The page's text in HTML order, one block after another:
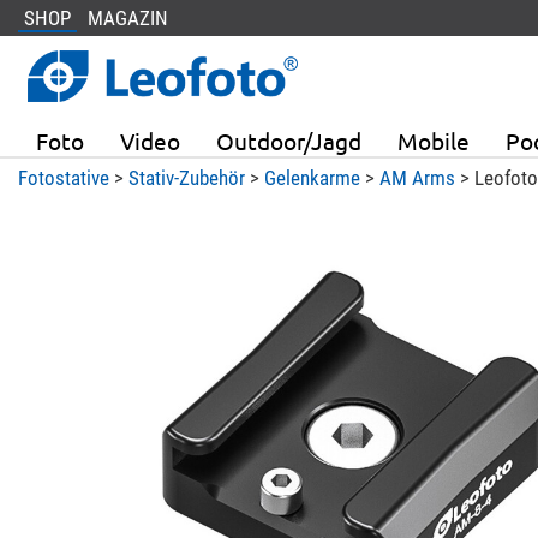
SHOP MAGAZIN
Foto Video Outdoor/Jagd Mobile
Fotostative> Stativ-Zubehör> Gelenkarme> AM Arms >